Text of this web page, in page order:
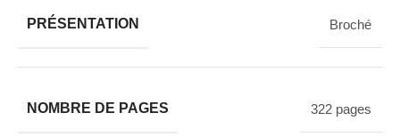
PRÉSENTATION Broché
NOMBRE DE PAGES 322 pages